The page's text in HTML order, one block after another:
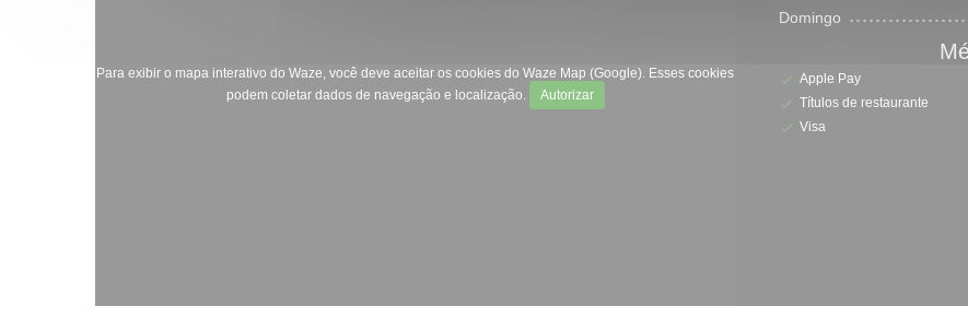
Para exibir o mapa interativo do Waze, você deve aceitar os cookies do Waze Map (Google). Esses cookies
podem coletar dados de navegação e localização.
Autorizar
Domingo
Apple Pay
Títulos de restaurante
Visa